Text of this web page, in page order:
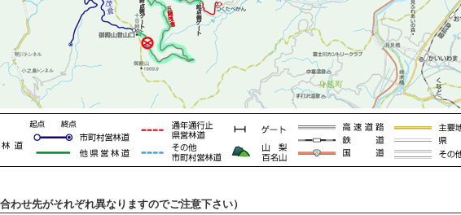
わせ先がそれぞれ異なりますのでご注意下さい）